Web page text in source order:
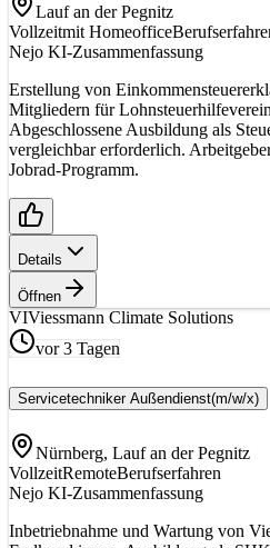
Lauf an der Pegnitz
Vollzeitmit Homeoffice
Nejo KI-Zusammenfassung
Erstellung von
Mitgliedern für
Abgeschlossene Ausbildung als
vergleichbar erforderlich.
Jobrad-Programm.
Details
Öffnen
VIViessmann Climate Solutions
vor 3 Tagen
Servicetechniker Außendienst(m/w/x)
Nürnberg, Lauf an der Pegnitz
VollzeitRemoteBerufserfahren
Nejo KI-Zusammenfassung
Inbetriebnahme und Wartung von